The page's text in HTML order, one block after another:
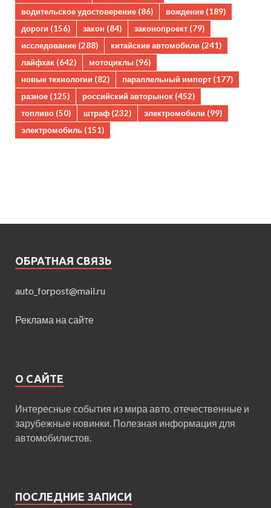
водительское удостоверение (86) вождение (189)
дороги (156) закон (84) законопроект (79)
исследование (288) китайские автомобили (241)
лайфхак (642) мотоциклы (96)
новые технологии (82) параллельный импорт (177)
разное (125) российский авторынок (452)
топливо (50) штраф (232) электромобили (99)
электромобиль (151)
ОБРАТНАЯ СВЯЗЬ
auto_forpost@mail.ru
Реклама на сайте
О САЙТЕ
Интересные события из мира авто, отечественные и
зарубежные новинки. Полезная информация для
автомобилистов.
ПОСЛЕДНИЕ ЗАПИСИ